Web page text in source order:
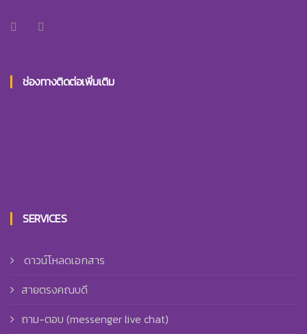
ช่องทางติดต่อเพิ่มเติม
SERVICES
ดาวน์โหลดเอกสาร
สายตรงคณบดี
ถาม-ตอบ (messenger live chat)